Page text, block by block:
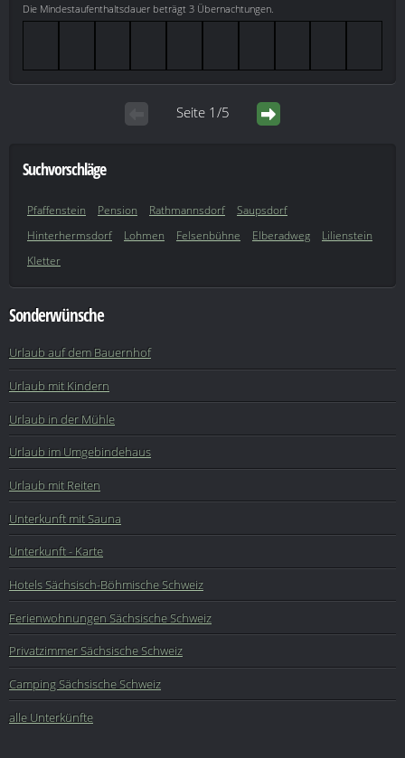
Die Mindestaufenthaltsdauer beträgt 3 Übernachtungen.
Seite 1/5
Suchvorschläge
Pfaffenstein Pension Rathmannsdorf
Saupsdorf
Hinterhermsdorf
Lohmen Felsenbühne Elberadweg
Lilienstein
Kletter
Sonderwünsche
Urlaub auf dem Bauernhof
Urlaub mit Kindern
Urlaub in der Mühle
Urlaub im Umgebindehaus
Urlaub mit Reiten
Unterkunft mit Sauna
Unterkunft - Karte
Hotels Sächsisch-Böhmische Schweiz
Ferienwohnungen Sächsische Schweiz
Privatzimmer Sächsische Schweiz
Camping Sächsische Schweiz
alle Unterkünfte